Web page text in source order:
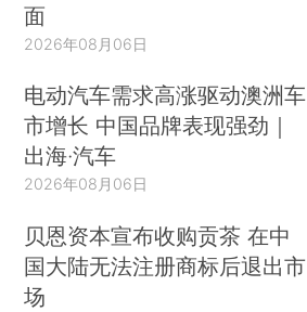
面
2026年08月06日
电动汽车需求高涨驱动澳洲车
市增长 中国品牌表现强劲｜
出海·汽车
2026年08月06日
贝恩资本宣布收购贡茶 在中
国大陆无法注册商标后退出市
场